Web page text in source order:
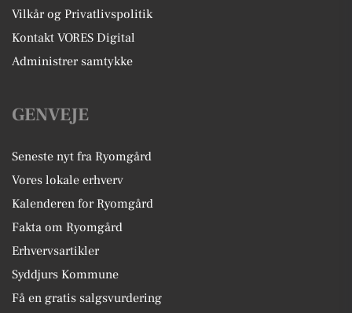
Vilkår og Privatlivspolitik
Kontakt VORES Digital
Administrer samtykke
GENVEJE
Seneste nyt fra Ryomgård
Vores lokale erhverv
Kalenderen for Ryomgård
Fakta om Ryomgård
Erhvervsartikler
Syddjurs Kommune
Få en gratis salgsvurdering